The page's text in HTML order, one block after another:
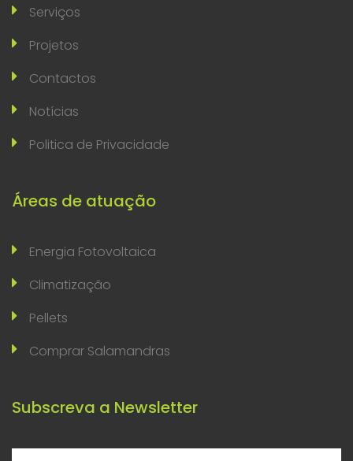
Serviços
Projetos
Contactos
Notícias
Politica de Privacidade
Áreas de atuação
Energia Fotovoltaica
Climatização
Pellets
Comprar Salamandras
Subscreva a Newsletter